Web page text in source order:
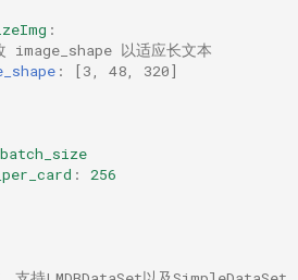
:
image_shape 以适应长文本
: [3, 48, 320]
batch_size
:
256